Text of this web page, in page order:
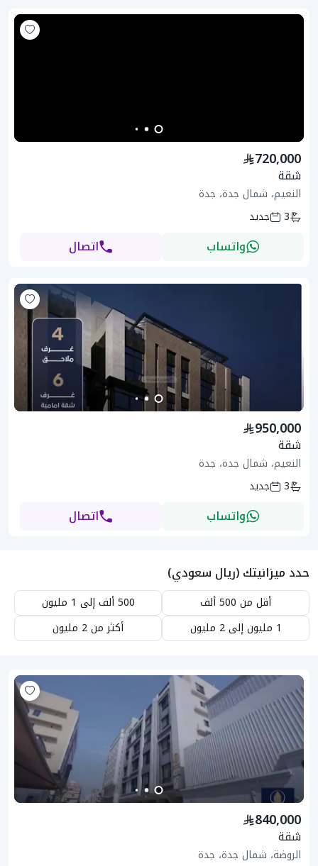
720,000
شقة
النعيم، شمال جدة، جدة
3
جديد
واتساب اتصال
950,000
شقة
النعيم، شمال جدة، جدة
3
جديد
واتساب اتصال
حدد ميزانيتك (ريال سعودي)
أقل من 500 ألف
500 ألف إلى 1 مليون
1 مليون إلى 2 مليون
أكثر من 2 مليون
840,000
شقة
الروضة، شمال جدة، جدة